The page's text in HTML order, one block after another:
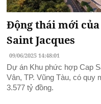
Động thái mới
Saint Jacques
09/06/2025 14:48:01
Dự án Khu phức hợp Cap
Vân, TP. Vũng Tàu, có quy
3.577 tỷ đồng.